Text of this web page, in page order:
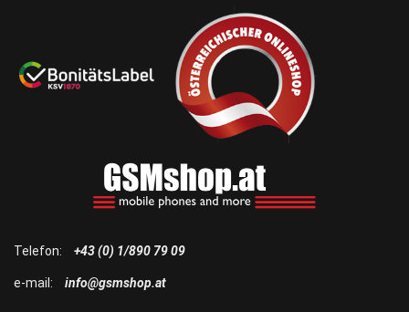
Telefon: +43 (0) 1/890 79 09
e-mail: info@gsmshop.at